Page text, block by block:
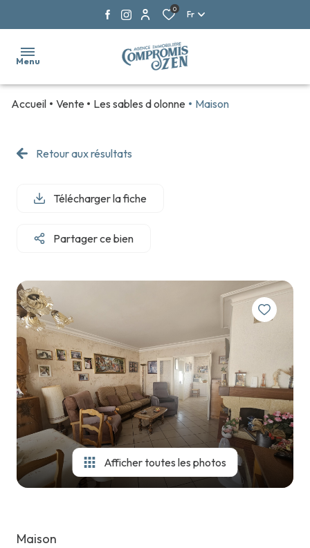
0
Fr
Menu
NOS
VENTES
NOS
NOS
NEUFS
NOS
PARTENAIRES
TRAVAUX
NOUS
REJOINDRE
CONTACT
Accueil Vente Les sables d olonne Maison
Retour aux résultats
Télécharger la fiche
Partager ce bien
Afficher toutes les photos
Maison